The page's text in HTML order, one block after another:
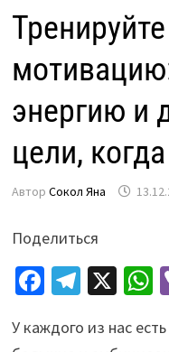
энергию и
цели,
Автор Сокол Яна
Поделиться
Fa
b
Te
gr
X
У каждого из нас